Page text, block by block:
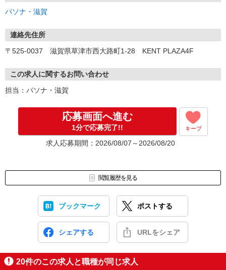
▼ご案内可能な方に弊社からマイページ作成（プロフィール入力）
▼面談 ※WEB、来社を選択可能です
▼お仕事紹介
▼お仕事開始
パソナ・滋賀
連絡先住所
〒525-0037 滋賀県草津市西大路町1-28 KENT PLAZA4F
この求人に関するお問い合わせ
担当：パソナ・滋賀
応募画面へ進む
1分で応募完了!! キープ
求人応募期間：2026/08/07～2026/08/20
閲覧履歴を見る
ブックマーク ポストする
シェアする URLをシェア
20件のこの求人と職種が同じ求人